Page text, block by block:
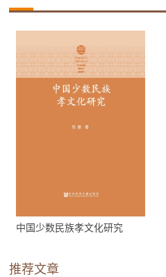
中国少数民族孝文化研究
推荐文章